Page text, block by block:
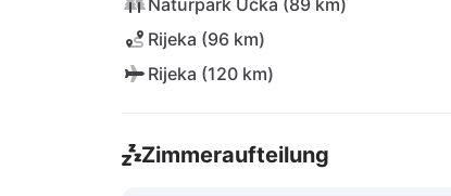
Naturpark Učka (89 km)
Rijeka (96 km)
Rijeka (120 km)
Zimmeraufteilung